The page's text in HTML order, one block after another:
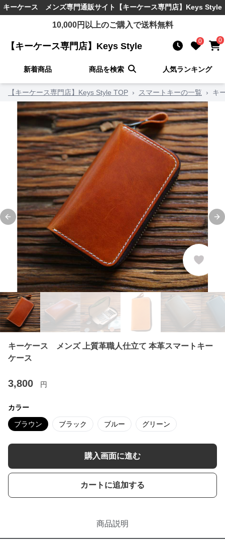
キーケース メンズ専門通販サイト 【キーケース専門店】Keys Style
10,000円以上のご購入で送料無料
【キーケース専門店】Keys Style 0 0
新着商品 商品を検索 人気ランキング
【キーケース専門店】Keys Style TOP › スマートキーの一覧 › キ
Previous slide
キーケース メンズ 上質革職人仕立て 本革スマートキー
ケース
3,800 円
カラー
ブラウン ブラック ブルー グリーン
購入画面に進む
カートに追加する
商品説明